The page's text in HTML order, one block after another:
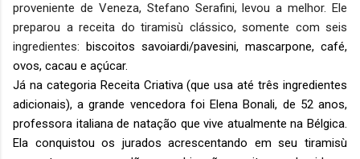
proveniente de Veneza, Stefano Serafini, levou a melhor. Ele
preparou a receita do tiramisù clássico, somente com seis
ingredientes: biscoitos savoiardi/pavesini, mascarpone, café,
ovos, cacau e açúcar.
Já na categoria Receita Criativa (que usa até três ingredientes
adicionais), a grande vencedora foi Elena Bonali, de 52 anos,
professora italiana de natação que vive atualmente na Bélgica.
Ela conquistou os jurados acrescentando em seu tiramisù